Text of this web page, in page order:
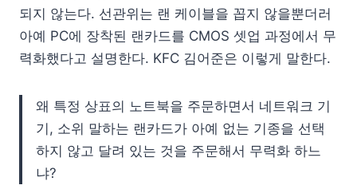
되지 않는다. 선관위는 랜 케이블을 꼽지 않을뿐더러
아예 PC에 장착된 랜카드를 CMOS 셋업 과정에서 무
력화했다고 설명한다. KFC 김어준은 이렇게 말한다.
왜 특정 상표의 노트북을 주문하면서 네트워크 기
기, 소위 말하는 랜카드가 아예 없는 기종을 선택
하지 않고 달려 있는 것을 주문해서 무력화 하느
냐?